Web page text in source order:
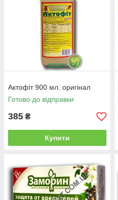
Актофіт 900 мл. оригінал
Готово до відправки
385 ₴
Купити